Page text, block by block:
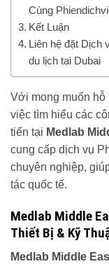
Cùng
Kết Luận
Liên hệ đặt Dịch
du lịch tại Dubai
Với mong muốn hỗ
việc tìm hiểu các
tiến tại Medlab
cung cấp dịch vụ
chuyên nghiệp,
tác quốc tế.
Medlab Middle
Thiết Bị & Kỹ
Medlab Middle